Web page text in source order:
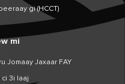
gi (HCCT)
mi
Jomaay Jaxaar FAY
3i laaj